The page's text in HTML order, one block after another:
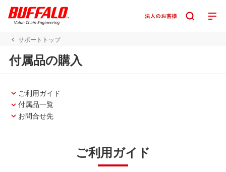
サポートトップ
付属品の購入
ご利用ガイド
付属品一覧
お問合せ先
ご利用ガイド